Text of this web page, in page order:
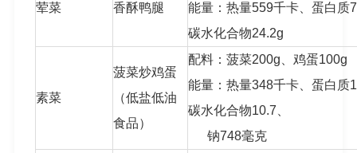
荤菜 香酥鸭腿
能量：热量559千卡、蛋白质
碳水化合物24.2g
素菜
菠菜炒鸡蛋
（低盐低油
食品）
配料：菠菜200g、鸡蛋100g
能量：热量348千卡、蛋白质
碳水化合物10.7、
钠748毫克